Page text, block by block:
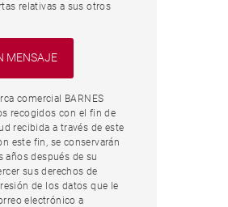
relativas a sus otros
comercial BARNES
recogidos con el fin de
recibida a través de este
este fin, se conservarán
años después de su
sus derechos de
de los datos que le
electrónico a